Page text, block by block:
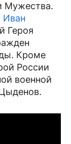
Мужества.
Иван
Героя
Кроме
России
военной